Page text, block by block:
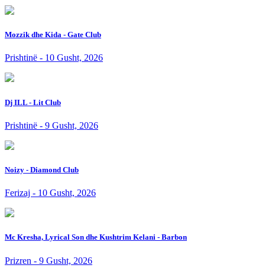
Mozzik dhe Kida - Gate Club
Prishtinë - 10 Gusht, 2026
Dj ILL - Lit Club
Prishtinë - 9 Gusht, 2026
Noizy - Diamond Club
Ferizaj - 10 Gusht, 2026
Mc Kresha, Lyrical Son dhe Kushtrim Kelani - Barbon
Prizren - 9 Gusht, 2026